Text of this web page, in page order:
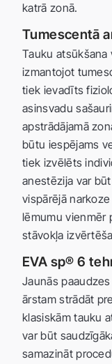
katrā zonā.
Tumescentā
Tauku atsūkšana
izmantojot
tiek ievadīts
asinsvadu
apstrādājamā
būtu iespējams
tiek izvēlēts
anestēzija var
vispārējā
lēmumu vienmēr
stāvokļa
EVA sp® 6
Jaunās
ārstam strādāt
klasiskām tauku
var būt
samazināt